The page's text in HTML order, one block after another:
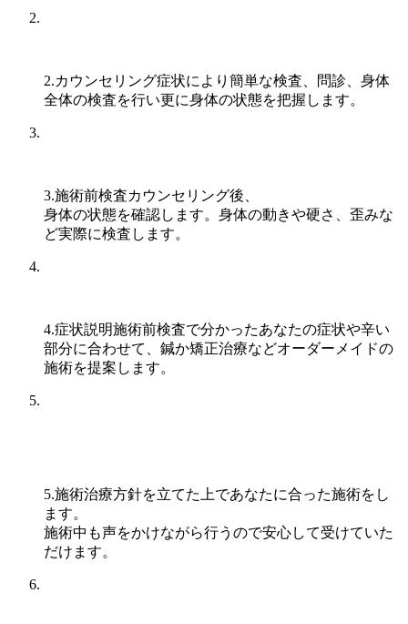
2.カウンセリング症状により簡単な検査、問診、身体
全体の検査を行い更に身体の状態を把握します。
3.施術前検査カウンセリング後、
身体の状態を確認します。身体の動きや硬さ、歪みな
ど実際に検査します。
4.症状説明施術前検査で分かったあなたの症状や辛い
部分に合わせて、鍼か矯正治療などオーダーメイドの
施術を提案します。
5.施術治療方針を立てた上であなたに合った施術をし
ます。
施術中も声をかけながら行うので安心して受けていた
だけます。